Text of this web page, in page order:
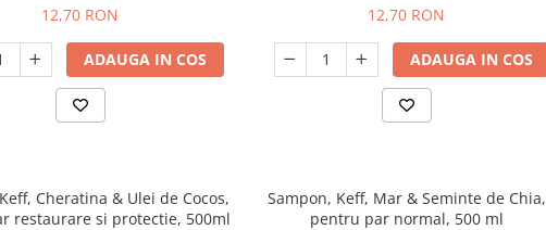
12,70 RON
ADAUGA IN COS
12,70 RON
ADAUGA IN COS
Cheratina & Ulei de Cocos,
restaurare si protectie, 500ml
Sampon, Keff, Mar & Seminte de Chia,
pentru par normal, 500 ml